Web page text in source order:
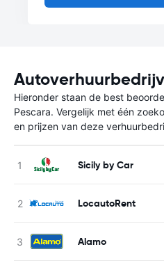
Hieronder staan de best
Pescara. Vergelijk met één
en prijzen van deze
Sicily by Car
LocautoRent
Alamo